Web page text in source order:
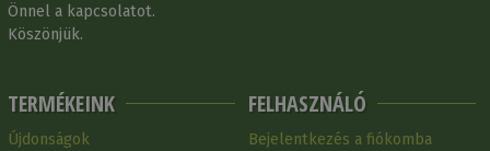
Önnel a kapcsolatot.
Köszönjük.
TERMÉKEINK
Újdonságok
FELHASZNÁLÓ
Bejelentkezés a fiókomba